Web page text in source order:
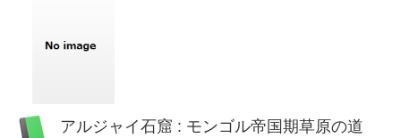
アルジャイ石窟 : モンゴル帝国期草原の道